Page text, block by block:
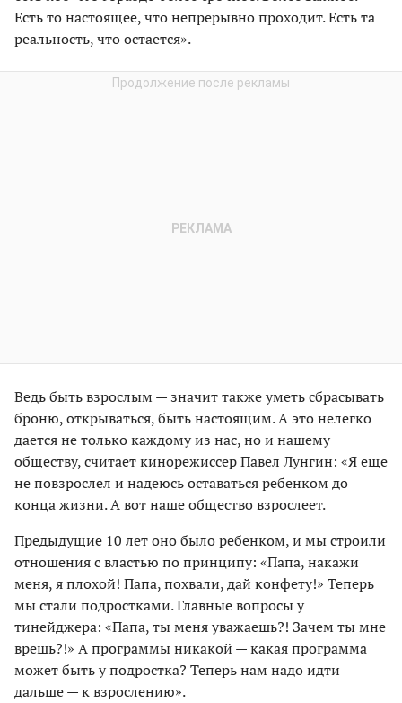
Есть то настоящее, что непрерывно проходит. Есть та
реальность, что остается».
Ведь быть взрослым — значит также уметь сбрасывать
броню, открываться, быть настоящим. А это нелегко
дается не только каждому из нас, но и нашему
обществу, считает кинорежиссер Павел Лунгин: «Я еще
не повзрослел и надеюсь оставаться ребенком до
конца жизни. А вот наше общество взрослеет.
Предыдущие 10 лет оно было ребенком, и мы строили
отношения с властью по принципу: «Папа, накажи
меня, я плохой! Папа, похвали, дай конфету!» Теперь
мы стали подростками. Главные вопросы у
тинейджера: «Папа, ты меня уважаешь?! Зачем ты мне
врешь?!» А программы никакой — какая программа
может быть у подростка? Теперь нам надо идти
дальше — к взрослению».